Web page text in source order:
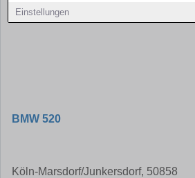
Einstellungen
BMW 520
Köln-Marsdorf/Junkersdorf, 50858